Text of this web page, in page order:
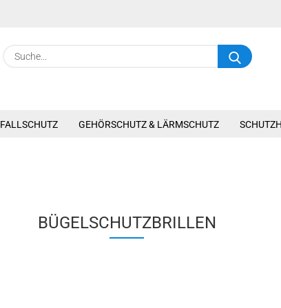
FALLSCHUTZ GEHÖRSCHUTZ & LÄRMSCHUTZ
BÜGELSCHUTZBRILLEN